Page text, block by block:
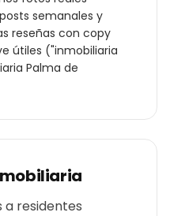
semanales y
reseñas con copy
útiles ("inmobiliaria
Palma de
a residentes